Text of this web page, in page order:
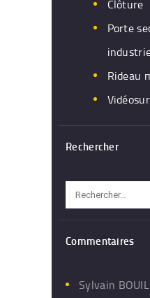
Clôture
Porte
Rideau
Rechercher
Commentaires
Sylvain